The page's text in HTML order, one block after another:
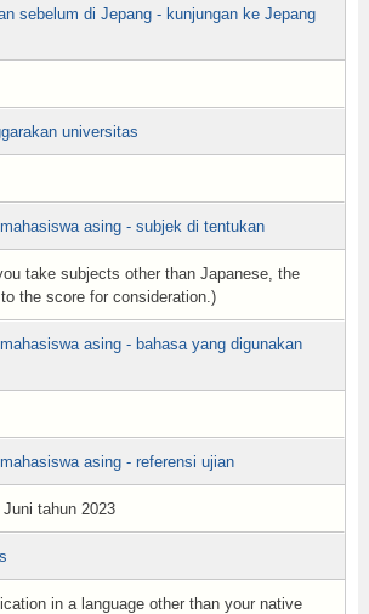
sebelum di Jepang - kunjungan ke Jepang
universitas
asing - subjek di tentukan
take subjects other than Japanese, the
the score for consideration.)
asing - bahasa yang digunakan
asing - referensi ujian
tahun 2023
in a language other than your native